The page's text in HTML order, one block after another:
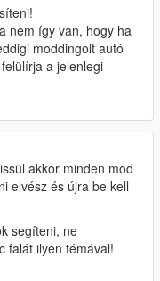
nem így van, hogy ha
moddingolt autó
a jelenlegi
akkor minden mod
elvész és újra be kell
segíteni, ne
falát ilyen témával!